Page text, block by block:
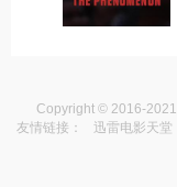
Copyright © 2016-2021
友情链接：
迅雷电影天堂